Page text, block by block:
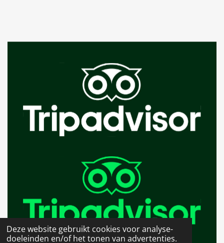
Deze website gebruikt cookies voor analyse-
doeleinden en/of het tonen van advertenties.